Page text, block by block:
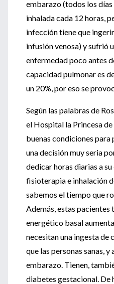
embarazo (todos los
inhalada cada 12 horas,
infección tiene que
infusión venosa) y sufrió
enfermedad poco antes
capacidad pulmonar es
un 20%, por eso se
Según las palabras de
el Hospital la Princesa
buenas condiciones para
una decisión muy seria
dedicar horas diarias a
fisioterapia e inhalación
sabemos el tiempo que
Además, estas pacientes
energético basal
necesitan una ingesta de
que las personas sanas, y
embarazo. Tienen,
diabetes gestacional. De